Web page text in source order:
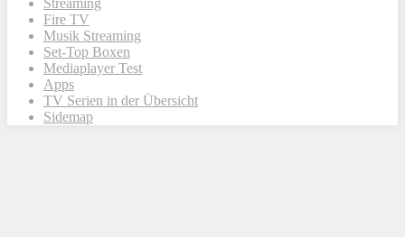
Fire TV
Musik Streaming
Set-Top Boxen
Mediaplayer Test
Apps
TV Serien in der Übersicht
Sidemap